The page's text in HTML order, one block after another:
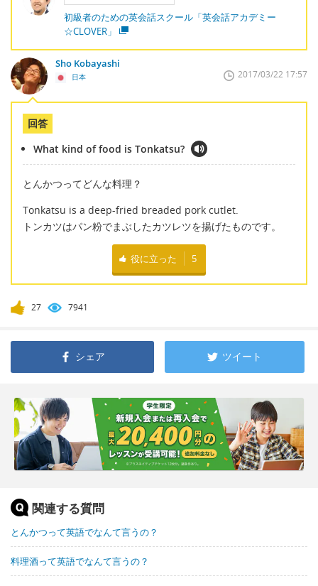
初級者のための英会話スクール「英会話アカデミー
☆CLOVER」
Sho Kobayashi
日本 2017/03/22 17:57
回答
What kind of food is Tonkatsu?
とんかつってどんな料理？
Tonkatsu is a deep-fried breaded pork cutlet.
トンカツはパン粉でまぶしたカツレツを揚げたものです。
役に立った 5
27 7941
シェア ツイート
関連する質問
とんかつって英語でなんて言うの？
料理酒って英語でなんて言うの？